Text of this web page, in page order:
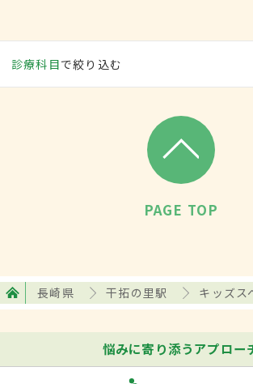
診療科目で絞り込む
PAGE TOP
長崎県 干拓の里駅 キッズス
悩みに寄り添うアプロー